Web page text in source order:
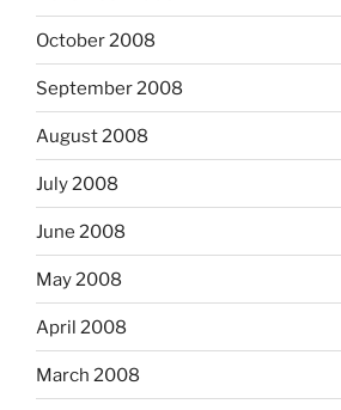
October 2008
September 2008
August 2008
July 2008
June 2008
May 2008
April 2008
March 2008